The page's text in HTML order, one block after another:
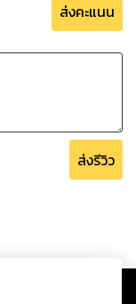
ส่งคะแนน
ส่งรีวิว
ว่าละเมิดสิทธิใน